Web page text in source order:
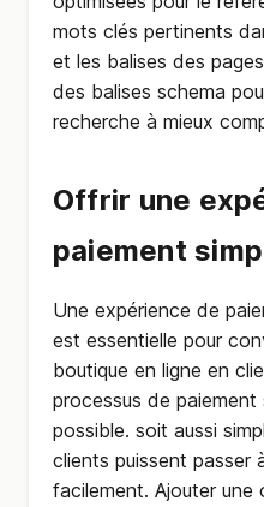
mots clés pertinents
et les balises des
des balises schema
recherche à mieux
Offrir une
paiement
Une expérience de
est essentielle pour
boutique en ligne en
processus de paiement
possible. soit aussi
clients puissent passer
facilement. Ajouter